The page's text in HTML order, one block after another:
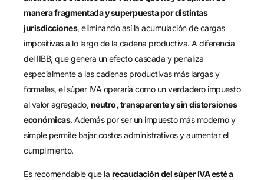
manera fragmentada y superpuesta por distintas
jurisdicciones, eliminando así la acumulación de cargas
impositivas a lo largo de la cadena productiva. A diferencia
del IIBB, que genera un efecto cascada y penaliza
especialmente a las cadenas productivas más largas y
formales, el súper IVA operaría como un verdadero impuesto
al valor agregado, neutro, transparente y sin distorsiones
económicas. Además por ser un impuesto más moderno y
simple permite bajar costos administrativos y aumentar el
cumplimiento.
Es recomendable que la recaudación del súper IVA esté a